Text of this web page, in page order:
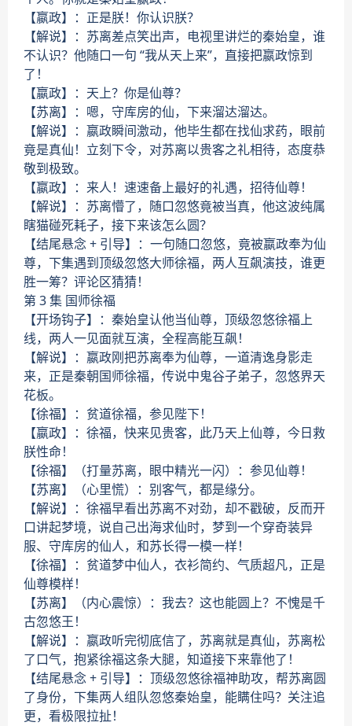
【嬴政】：正是朕！你认识朕？
【解说】：苏离差点笑出声，电视里讲烂的秦始皇，谁
不认识？他随口一句 “我从天上来”，直接把嬴政惊到
了！
【嬴政】：天上？你是仙尊？
【苏离】：嗯，守库房的仙，下来溜达溜达。
【解说】：嬴政瞬间激动，他毕生都在找仙求药，眼前
竟是真仙！立刻下令，对苏离以贵客之礼相待，态度恭
敬到极致。
【嬴政】：来人！速速备上最好的礼遇，招待仙尊！
【解说】：苏离懵了，随口忽悠竟被当真，他这波纯属
瞎猫碰死耗子，接下来该怎么圆？
【结尾悬念 + 引导】：一句随口忽悠，竟被嬴政奉为仙
尊，下集遇到顶级忽悠大师徐福，两人互飙演技，谁更
胜一筹？评论区猜猜！
第 3 集 国师徐福
【开场钩子】：秦始皇认他当仙尊，顶级忽悠徐福上
线，两人一见面就互演，全程高能互飙！
【解说】：嬴政刚把苏离奉为仙尊，一道清逸身影走
来，正是秦朝国师徐福，传说中鬼谷子弟子，忽悠界天
花板。
【徐福】：贫道徐福，参见陛下！
【嬴政】：徐福，快来见贵客，此乃天上仙尊，今日救
朕性命！
【徐福】（打量苏离，眼中精光一闪）：参见仙尊！
【苏离】（心里慌）：别客气，都是缘分。
【解说】：徐福早看出苏离不对劲，却不戳破，反而开
口讲起梦境，说自己出海求仙时，梦到一个穿奇装异
服、守库房的仙人，和苏长得一模一样！
【徐福】：贫道梦中仙人，衣衫简约、气质超凡，正是
仙尊模样！
【苏离】（内心震惊）：我去？这也能圆上？不愧是千
古忽悠王！
【解说】：嬴政听完彻底信了，苏离就是真仙，苏离松
了口气，抱紧徐福这条大腿，知道接下来靠他了！
【结尾悬念 + 引导】：顶级忽悠徐福神助攻，帮苏离圆
了身份，下集两人组队忽悠秦始皇，能瞒住吗？关注追
更，看极限拉扯！